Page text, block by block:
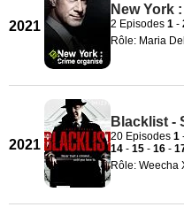
2021
New York
2 Episodes 1 -
Rôle: Maria
2021
Blacklist -
20 Episodes 1
14 - 15 - 16 -
Rôle: Weecha